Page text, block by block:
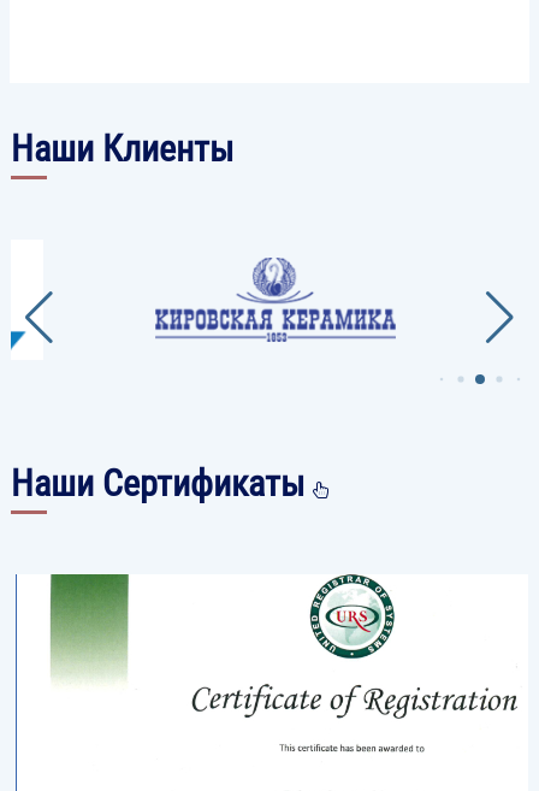
Наши Клиенты
Наши Сертификаты